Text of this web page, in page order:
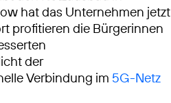
hat das Unternehmen jetzt
profitieren die Bürgerinnen
der
Verbindung im 5G-Netz